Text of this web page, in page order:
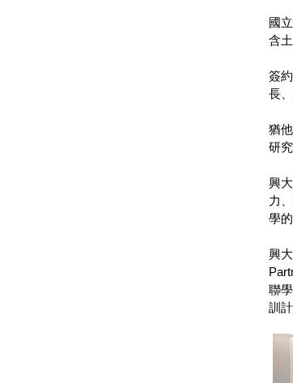
國立
含
簽
長
猶
研
興
力
學
興
聯
訓